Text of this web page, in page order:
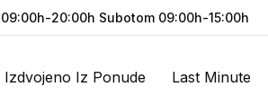
20:00h Subotom 09:00h-15:00h
Izdvojeno Iz Ponude Last Minute